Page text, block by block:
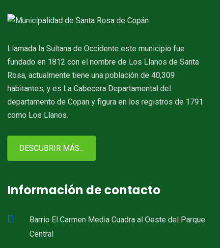
Llamada la Sultana de Occidente este municipio fue
fundado en 1812 con el nombre de Los Llanos de Santa
Rosa, actualmente tiene una población de 40,309
habitantes, y es La Cabecera Departamental del
departamento de Copan y figura en los registros de 1791
como Los Llanos.
DESCUBRIR MÁS...
Información de contacto
Barrio El Carmen Media Cuadra al Oeste del Parque
Central